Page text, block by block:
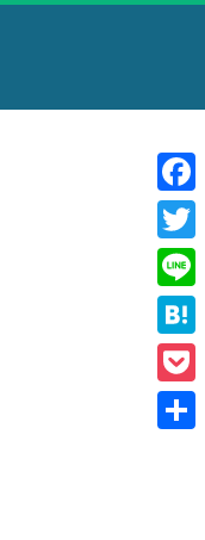
F
a
c
e
b
o
o
k
T
w
i
t
t
e
r
L
n
e
H
a
t
e
P